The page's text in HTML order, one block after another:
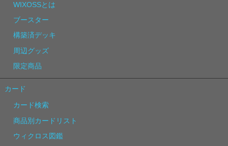
WIXOSSとは
ブースター
構築済デッキ
周辺グッズ
限定商品
カード
カード検索
商品別カードリスト
ウィクロス図鑑